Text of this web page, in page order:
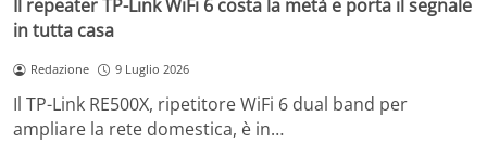
Il repeater TP-Link WiFi 6 costa la metà e porta il segnale
in tutta casa
Redazione 9 Luglio 2026
Il TP-Link RE500X, ripetitore WiFi 6 dual band per
ampliare la rete domestica, è in…